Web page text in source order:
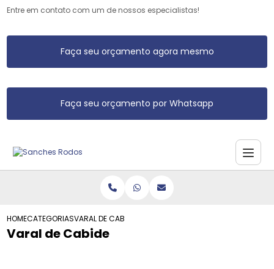
Entre em contato com um de nossos especialistas!
Faça seu orçamento agora mesmo
Faça seu orçamento por Whatsapp
HOMECATEGORIASVARAL DE CABIDE
Varal de Cabide